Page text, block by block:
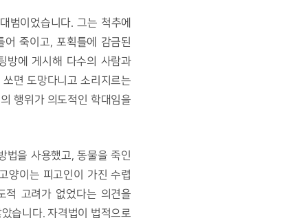
죽이고, 포획틀에 감금된
방에 게시해 다수의 사람과
면 도망다니고 소리지르는
행위가 의도적인 학대임을
양이는 피고인이 가진 수렵
적 고려가 없었다는 의견을
습니다. 자격법이 법적으로